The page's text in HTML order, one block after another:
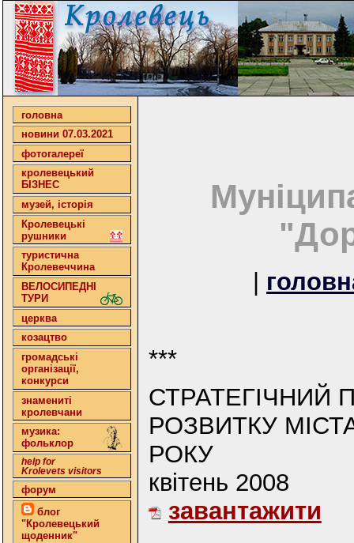
головна
новини 07.03.2021
фотогалереї
кролевецький
БІЗНЕС
музей, історія
Кролевецькі
рушники
туристична
Кролевеччина
ВЕЛОСИПЕДНІ
ТУРИ
церква
козацтво
громадські
організації,
конкурси
знамениті
кролевчани
музика:
фольклор
help for
Krolevets visitors
форум
блог
"Кролевецький
щоденник"
***
СТРАТЕГІЧНИЙ
РОЗВИТКУ
РОКУ
квітень 2008
завантажити